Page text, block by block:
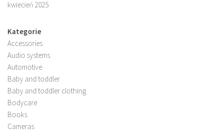
kwiecień 2025
Kategorie
Accessories
Audio systems
Automotive
Baby and toddler
Baby and toddler clothing
Bodycare
Books
Cameras